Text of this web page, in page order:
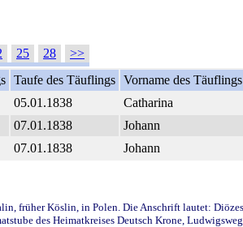
25 28
>>
Taufe des Täuflings Vorname des Täuflings
05.01.1838 Catharina
07.01.1838 Johann
07.01.1838 Johann
früher Köslin, in Polen. Die Anschrift lautet:
des Heimatkreises Deutsch Krone,